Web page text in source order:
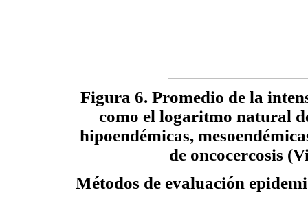
Figura 6. Promedio de la
como el logaritmo natural
hipoendémicas,
de oncocercosis
Métodos de evaluación